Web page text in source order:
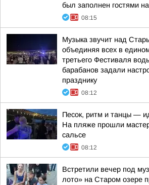
был заполнен гостями
08:15
Музыка звучит над
объединяя всех в
третьего Фестиваля
барабанов задали
празднику
08:12
Песок, ритм и танцы —
На пляже прошли
сальсе
08:12
Встретили вечер под
лото» на Старом озере